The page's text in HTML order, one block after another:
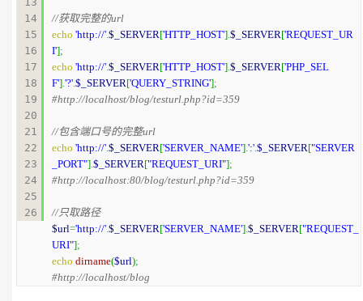
14
15
16
17
18
19
20
21
22
23
24
25
//获取完整的url
echo 'http://'.$_SERVER['HTTP_HOST'].$_SERVER['REQUEST_UR
I'];
echo 'http://'.$_SERVER['HTTP_HOST'].$_SERVER['PHP_SEL
F'].'?'.$_SERVER['QUERY_STRING'];
//包含端口号的完整url
echo 'http://'.$_SERVER['SERVER_NAME'].':'.$_SERVER["SERVER
_PORT"].$_SERVER["REQUEST_URI"];
//只取路径
$url='http://'.$_SERVER['SERVER_NAME'].$_SERVER["REQUEST_
URI"];
echo dirname($url);
#http://localhost/blog